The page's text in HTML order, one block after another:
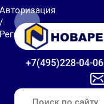
+7(495)228-04-06